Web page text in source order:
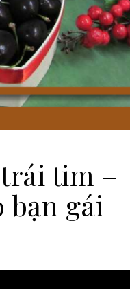
tim –
bạn gái